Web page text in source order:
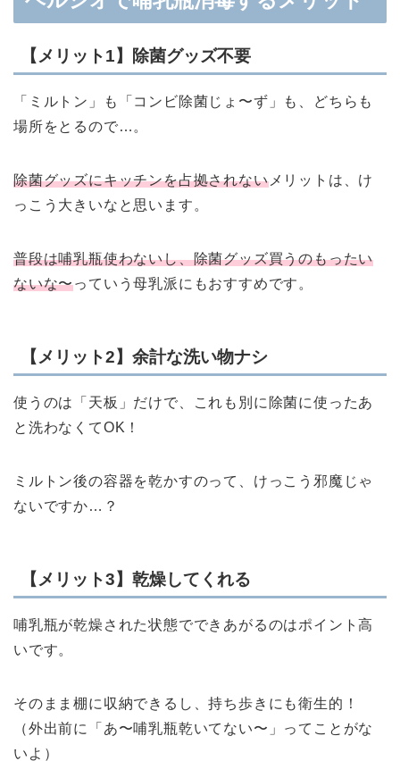
【メリット1】除菌グッズ不要
「ミルトン」も「コンビ除菌じょ〜ず」も、どちらも
場所をとるので…。
除菌グッズにキッチンを占拠されないメリットは、け
っこう大きいなと思います。
普段は哺乳瓶使わないし、除菌グッズ買うのもったい
ないな〜っていう母乳派にもおすすめです。
【メリット2】余計な洗い物ナシ
使うのは「天板」だけで、これも別に除菌に使ったあ
と洗わなくてOK！
ミルトン後の容器を乾かすのって、けっこう邪魔じゃ
ないですか…？
【メリット3】乾燥してくれる
哺乳瓶が乾燥された状態でできあがるのはポイント高
いです。
そのまま棚に収納できるし、持ち歩きにも衛生的！
（外出前に「あ〜哺乳瓶乾いてない〜」ってことがな
いよ）